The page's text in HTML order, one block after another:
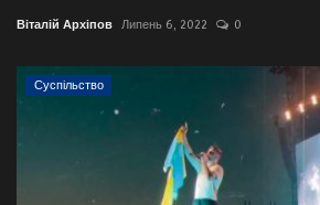
Віталій Архіпов Липень 6, 2022 0
Суспільство